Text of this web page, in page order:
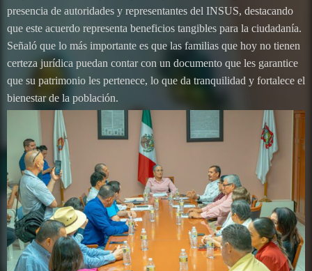
presencia de autoridades y representantes del INSUS, destacando
que este acuerdo representa beneficios tangibles para la ciudadanía.
Señaló que lo más importante es que las familias que hoy no tienen
certeza jurídica puedan contar con un documento que les garantice
que su patrimonio les pertenece, lo que da tranquilidad y fortalece el
bienestar de la población.